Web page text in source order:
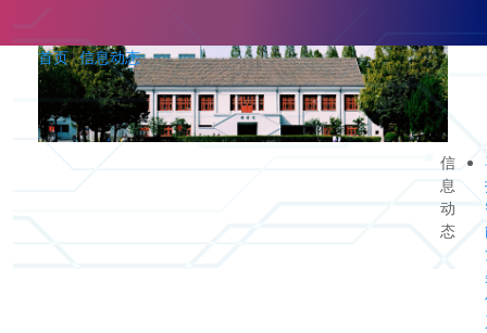
首页 信息动态
信
息
动
态